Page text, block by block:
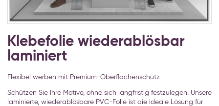
Anfang
der
Bildgalerie
Klebefolie wiederablösbar
laminiert
Flexibel werben mit Premium-Oberflächenschutz
Schützen Sie Ihre Motive, ohne sich langfristig festzulegen. Unsere
laminierte, wiederablösbare PVC-Folie ist die ideale Lösung für